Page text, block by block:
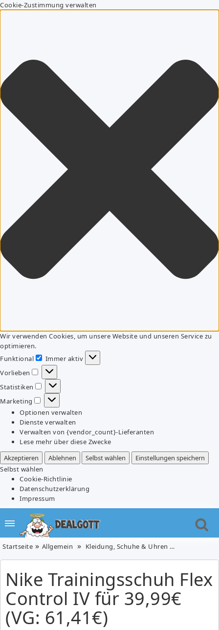
Cookie-Zustimmung verwalten
Wir verwenden Cookies, um unsere Website und unseren Service zu
optimieren.
Funktional
Funktional
Immer aktiv
Vorlieben
Vorlieben
Statistiken
Statistiken
Marketing
Marketing
Optionen verwalten
Dienste verwalten
Verwalten von {vendor_count}-Lieferanten
Lese mehr über diese Zwecke
Akzeptieren
Ablehnen Selbst wählen
Einstellungen speichern
Selbst wählen
Cookie-Richtlinie
Datenschutzerklärung
Impressum
Startseite Allgemein Kleidung, Schuhe & Uhren
Nike Trainingsschuh Flex
Control IV für 39,99€
(VG: 61,41€)